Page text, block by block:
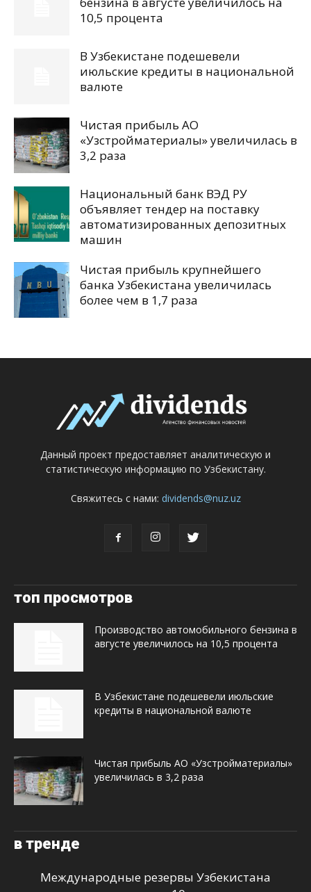
10,5 процента
В Узбекистане подешевели
июльские кредиты в национальной
валюте
Чистая прибыль АО
«Узстройматериалы» увеличилась в
3,2 раза
Национальный банк ВЭД РУ
объявляет тендер на поставку
автоматизированных депозитных
машин
Чистая прибыль крупнейшего
банка Узбекистана увеличилась
более чем в 1,7 раза
Данный проект предоставляет аналитическую и
статистическую информацию по Узбекистану.
Свяжитесь с нами: dividends@nuz.uz
топ просмотров
Производство автомобильного бензина в
августе увеличилось на 10,5 процента
В Узбекистане подешевели июльские
кредиты в национальной валюте
Чистая прибыль АО «Узстройматериалы»
увеличилась в 3,2 раза
в тренде
Международные резервы Узбекистана